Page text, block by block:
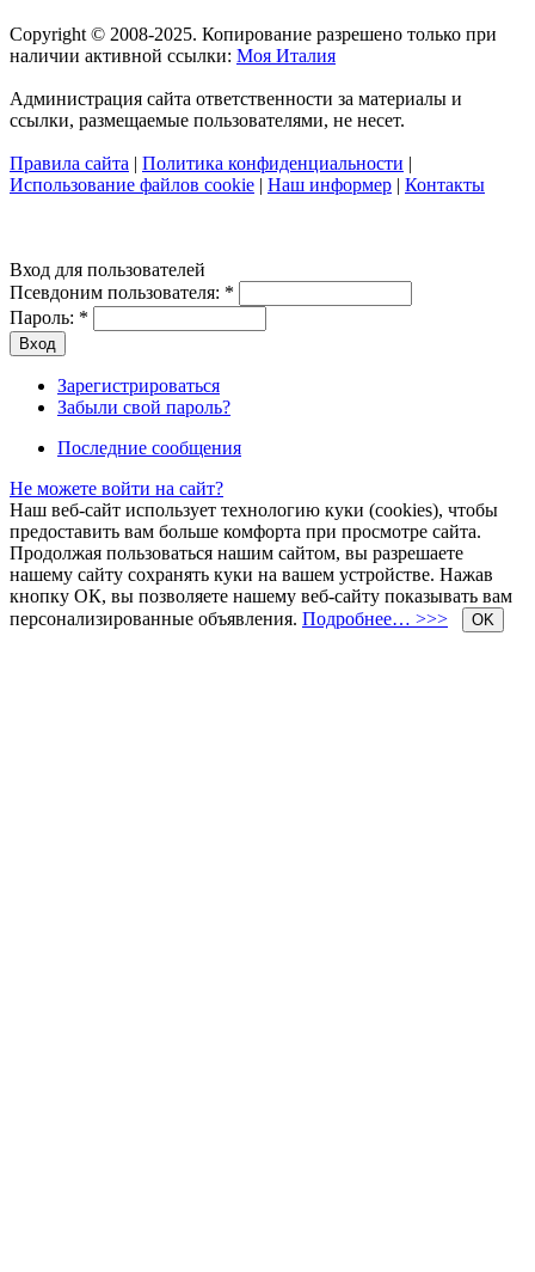
Copyright © 2008-2025. Копирование разрешено только при
наличии активной ссылки: Моя Италия
Администрация сайта ответственности за материалы и
ссылки, размещаемые пользователями, не несет.
Правила сайта | Политика конфиденциальности |
Использование файлов cookie | Наш информер | Контакты
Вход для пользователей
Псевдоним пользователя: *
Пароль: *
Зарегистрироваться
Забыли свой пароль?
Последние сообщения
Не можете войти на сайт?
Наш веб-сайт использует технологию куки (cookies), чтобы
предоставить вам больше комфорта при просмотре сайта.
Продолжая пользоваться нашим сайтом, вы разрешаете
нашему сайту сохранять куки на вашем устройстве. Нажав
кнопку ОК, вы позволяете нашему веб-сайту показывать вам
персонализированные объявления. Подробнее… >>> OK